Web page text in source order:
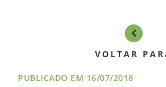
VOLTAR
PUBLICADO EM 16/07/2018